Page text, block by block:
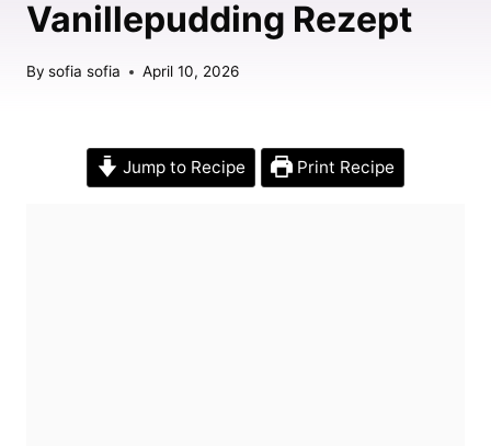
Vanillepudding Rezept
By sofia sofia April 10, 2026
Jump to Recipe Print Recipe